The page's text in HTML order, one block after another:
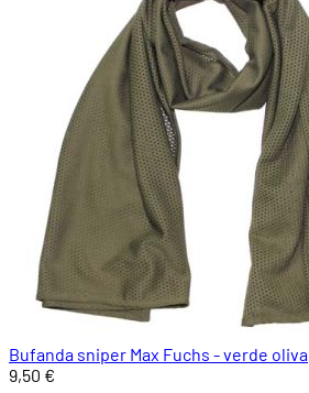
Bufanda sniper Max Fuchs - verde oliva
9,50 €